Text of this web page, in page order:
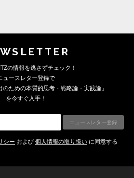
の情報を逃さずチェック！
ュースレター登録で
のための本質的思考・戦略論・実践論」
を今すぐ入手！
シー および 個人情報の取り扱い に同意する